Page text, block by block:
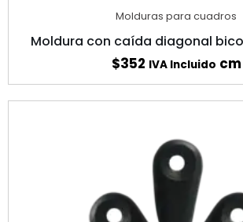
Molduras para cuadros
Moldura con caída diagonal
$352 IVA Incluido cm